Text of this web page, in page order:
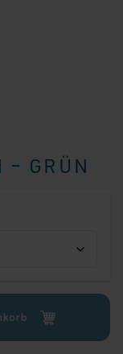
– GRÜN